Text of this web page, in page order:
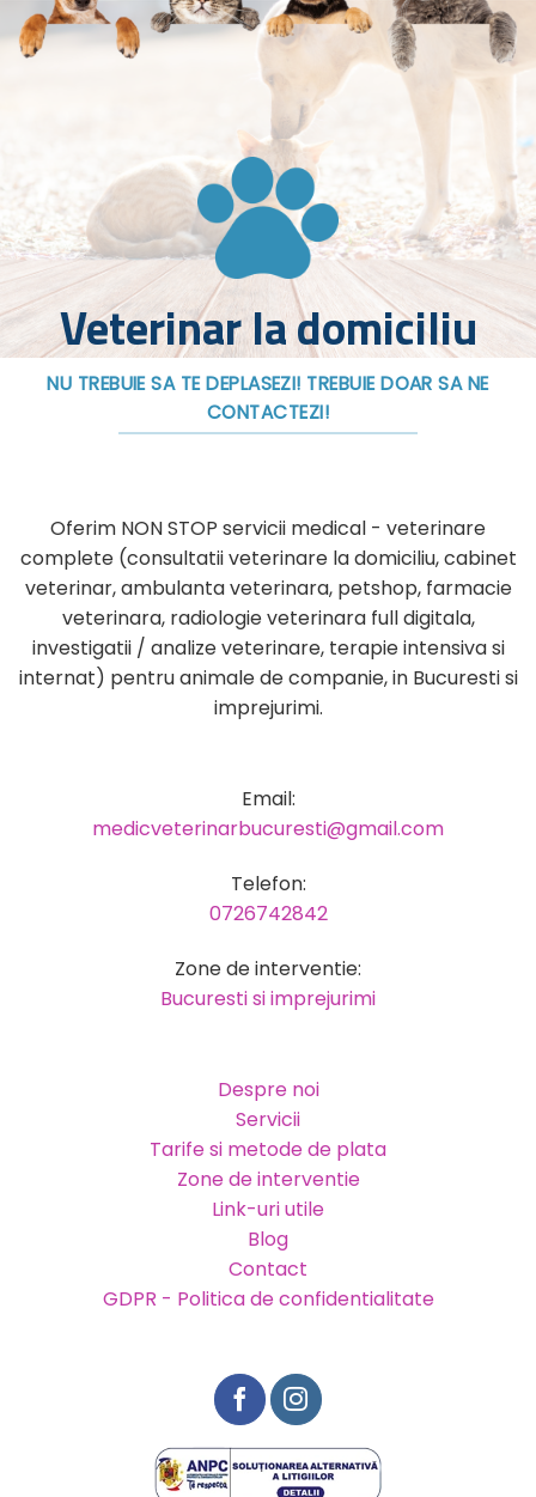
Veterinar la domiciliu
NU TREBUIE SA TE DEPLASEZI! TREBUIE DOAR SA NE
CONTACTEZI!
Oferim NON STOP servicii medical - veterinare
complete (consultatii veterinare la domiciliu, cabinet
veterinar, ambulanta veterinara, petshop, farmacie
veterinara, radiologie veterinara full digitala,
investigatii / analize veterinare, terapie intensiva si
internat) pentru animale de companie, in Bucuresti si
imprejurimi.
Email:
medicveterinarbucuresti@gmail.com
Telefon:
0726742842
Zone de interventie:
Bucuresti si imprejurimi
Despre noi
Servicii
Tarife si metode de plata
Zone de interventie
Link-uri utile
Blog
Contact
GDPR - Politica de confidentialitate